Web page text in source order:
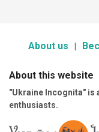
About us
About this website
"Ukraine Incognita"
enthusiasts.